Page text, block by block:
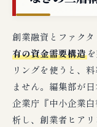
創業融資とファク
有の資金需要構造
リングを使うと、
ません。編集部が
企業庁『中小企業
析し、創業者ヒア